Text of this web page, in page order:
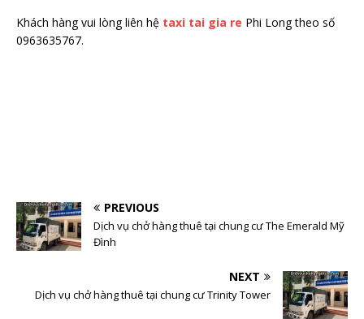
Khách hàng vui lòng liên hệ taxi tai gia re Phi Long theo số
0963635767.
PREVIOUS
Dịch vụ chở hàng thuê tại chung cư The Emerald Mỹ
Đình
NEXT
Dịch vụ chở hàng thuê tại chung cư Trinity Tower